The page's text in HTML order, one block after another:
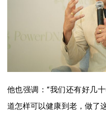
他也强调：“我们还有好几
道怎样可以健康到老，做了